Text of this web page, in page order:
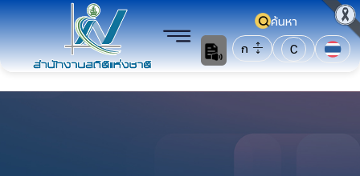
ค้นหา
ก
C